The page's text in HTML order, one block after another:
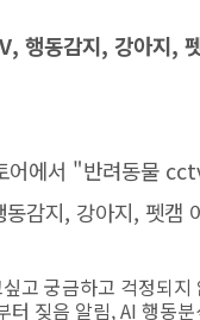
행동감지, 강아지,
어에서 "반려동물
감지, 강아지, 펫캠
고 궁금하고 걱정되지
터 짖음 알림, AI 행동